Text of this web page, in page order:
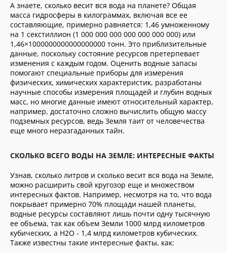
А знаете, сколько весит вся вода на планете? Общая
масса гидросферы в килограммах, включая все ее
составляющие, примерно равняется: 1,46 умноженному
на 1 секстиллион (1 000 000 000 000 000 000 000) или
1,46×1000000000000000000 тонн. Это приблизительные
данные, поскольку состояние ресурсов претерпевает
изменения с каждым годом. Оценить водные запасы
помогают специальные приборы для измерения
физических, химических характеристик, разработаны
научные способы измерения площадей и глубин водных
масс, но многие данные имеют относительный характер,
например, достаточно сложно вычислить общую массу
подземных ресурсов, ведь Земля таит от человечества
еще много неразгаданных тайн.
СКОЛЬКО ВСЕГО ВОДЫ НА ЗЕМЛЕ: ИНТЕРЕСНЫЕ ФАКТЫ
Узнав, сколько литров и сколько весит вся вода на Земле,
можно расширить свой кругозор еще и множеством
интересных фактов. Например, несмотря на то, что вода
покрывает примерно 70% площади нашей планеты,
водные ресурсы составляют лишь почти одну тысячную
ее объема, так как объем Земли 1000 млрд километров
кубических, а Н2О - 1,4 млрд километров кубических.
Также известны такие интересные факты, как: